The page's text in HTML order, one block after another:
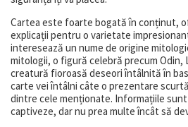
Cartea este foarte bogată în conținut,
explicații pentru o varietate
interesează un nume de origine
mitologii, o figură celebră precum Odin,
creatură fioroasă deseori întâlnită în
carte vei întâlni câte o prezentare
dintre cele menționate. Informațiile
captiveze, dar nu prea multe încât să